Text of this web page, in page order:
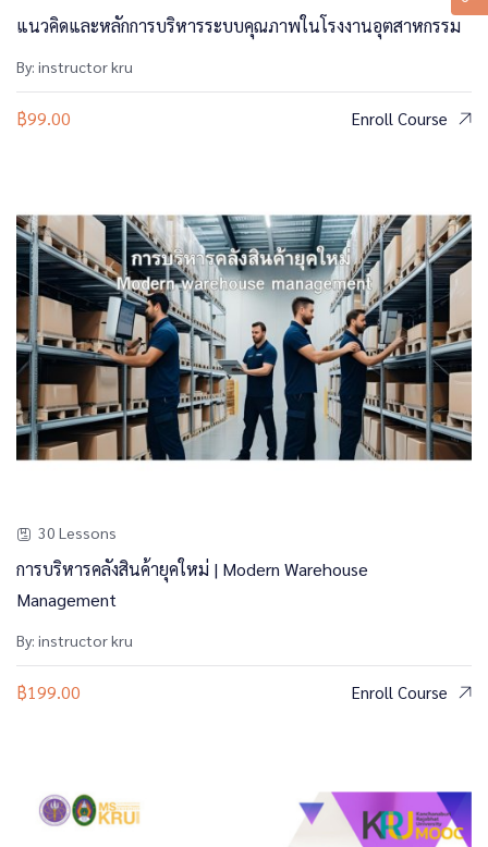
แนวคิดและหลักการบริหารระบบคุณภาพในโรงงานอุตสาหกรรม
By: instructor kru
฿99.00 Enroll Course
30 Lessons
การบริหารคลังสินค้ายุคใหม่ | Modern Warehouse
Management
By: instructor kru
฿199.00 Enroll Course